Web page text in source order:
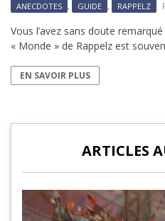
ANECDOTES , GUIDE , RAPPELZ
Vous l’avez sans doute
« Monde » de Rappelz est
EN SAVOIR PLUS
ARTICLES